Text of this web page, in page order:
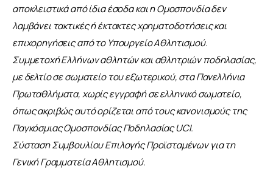
αποκλειστικά από ίδια έσοδα και η Ομοσπονδία δεν
λαμβάνει τακτικές ή έκτακτες χρηματοδοτήσεις και
επιχορηγήσεις από το Υπουργείο Αθλητισμού.
Συμμετοχή Ελλήνων αθλητών και αθλητριών ποδηλασίας,
με δελτίο σε σωματείο του εξωτερικού, στα Πανελλήνια
Πρωταθλήματα, χωρίς εγγραφή σε ελληνικό σωματείο,
όπως ακριβώς αυτό ορίζεται από τους κανονισμούς της
Παγκόσμιας Ομοσπονδίας Ποδηλασίας UCI.
Σύσταση Συμβουλίου Επιλογής Προϊσταμένων για τη
Γενική Γραμματεία Αθλητισμού.